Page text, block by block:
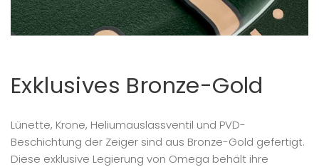
Exklusives Bronze-Gold
Lünette, Krone, Heliumauslassventil und PVD-
Beschichtung der Zeiger sind aus Bronze-Gold gefertigt.
Diese exklusive Legierung von Omega behält ihre